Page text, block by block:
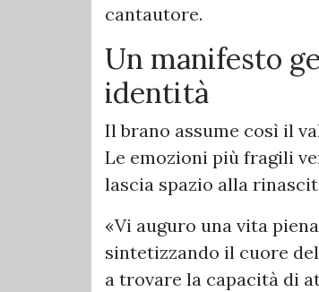
cantautore.
Un manifesto
identità
Il brano assume così il
Le emozioni più fragili
lascia spazio alla
«Vi auguro una vita
sintetizzando il cuore
a trovare la capacità di